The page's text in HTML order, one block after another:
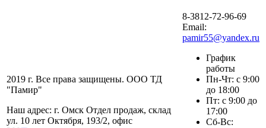
2019 г. Все права защищены. ООО ТД
"Памир"
Наш адрес: г. Омск Отдел продаж, склад
ул. 10 лет Октября, 193/2, офис
8-3812-72-96-69
Email:
pamir55@yandex.ru
График
работы
Пн-Чт: с 9:00
до 18:00
Пт: с 9:00 до
17:00
Сб-Вс: